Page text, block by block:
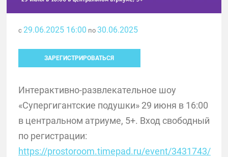
с 29.06.2025 16:00 по 30.06.2025
ЗАРЕГИСТРИРОВАТЬСЯ
Интерактивно-развлекательное шоу
«Супергигантские подушки» 29 июня в 16:00
в центральном атриуме, 5+. Вход свободный
по регистрации:
https://prostoroom.timepad.ru/event/3431743/